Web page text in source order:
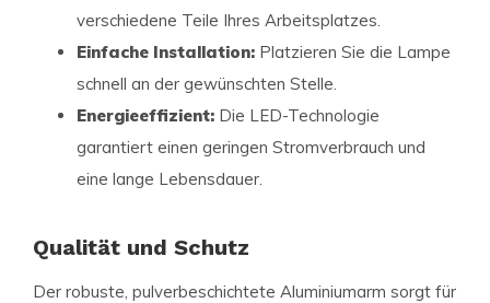
verschiedene Teile Ihres Arbeitsplatzes.
Einfache Installation: Platzieren Sie die Lampe
schnell an der gewünschten Stelle.
Energieeffizient: Die LED-Technologie
garantiert einen geringen Stromverbrauch und
eine lange Lebensdauer.
Qualität und Schutz
Der robuste, pulverbeschichtete Aluminiumarm sorgt für